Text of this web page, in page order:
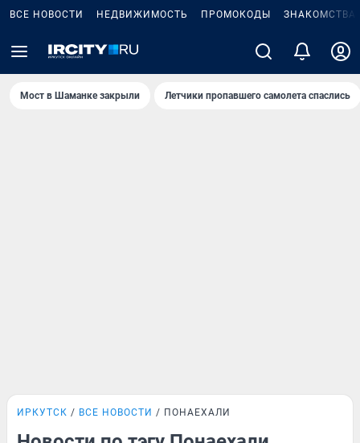
ВСЕ НОВОСТИ НЕДВИЖИМОСТЬ ПРОМОКОДЫ ЗНАКОМСТВА
Мост в Шаманке закрыли Летчики пропавшего самолета спаслись
ИРКУТСК ВСЕ НОВОСТИ ПОНАЕХАЛИ